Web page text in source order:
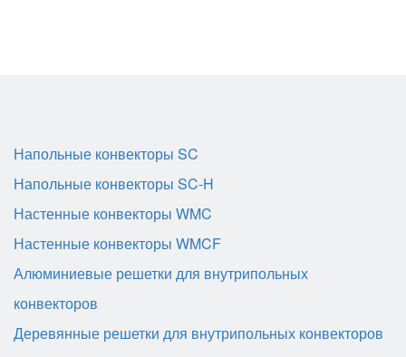
Напольные конвекторы SC
Напольные конвекторы SC-H
Настенные конвекторы WMC
Настенные конвекторы WMCF
Алюминиевые решетки для внутрипольных
конвекторов
Деревянные решетки для внутрипольных конвекторов